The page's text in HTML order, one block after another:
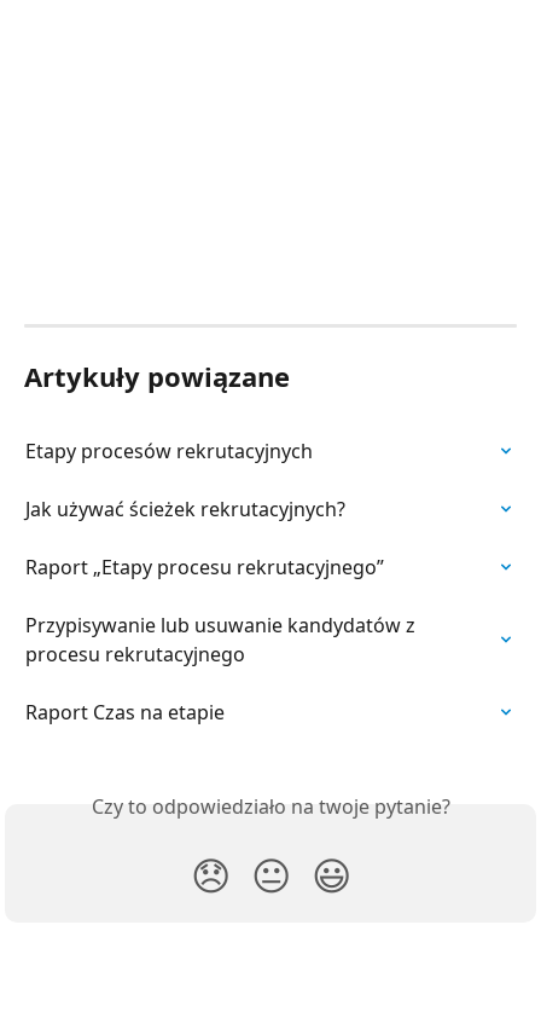
Artykuły powiązane
Etapy procesów rekrutacyjnych
Jak używać ścieżek rekrutacyjnych?
Raport „Etapy procesu rekrutacyjnego”
Przypisywanie lub usuwanie kandydatów z
procesu rekrutacyjnego
Raport Czas na etapie
Czy to odpowiedziało na twoje pytanie?
😞 😐 😃